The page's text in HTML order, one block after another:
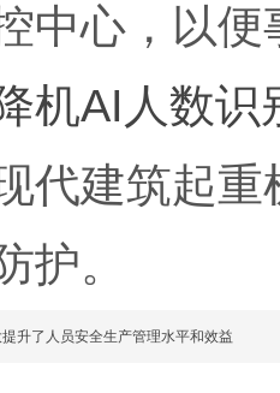
中心，以便
机AI人数识
代建筑起
护。
升了人员安全生产管理水平和效益